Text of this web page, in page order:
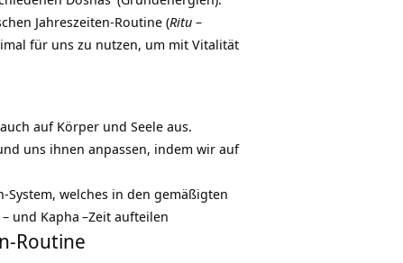
Jahreszeiten-Routine (Ritu –
für uns zu nutzen, um mit Vitalität
auf Körper und Seele aus.
uns ihnen anpassen, indem wir auf
System, welches in den gemäßigten
– und Kapha –Zeit aufteilen
Routine